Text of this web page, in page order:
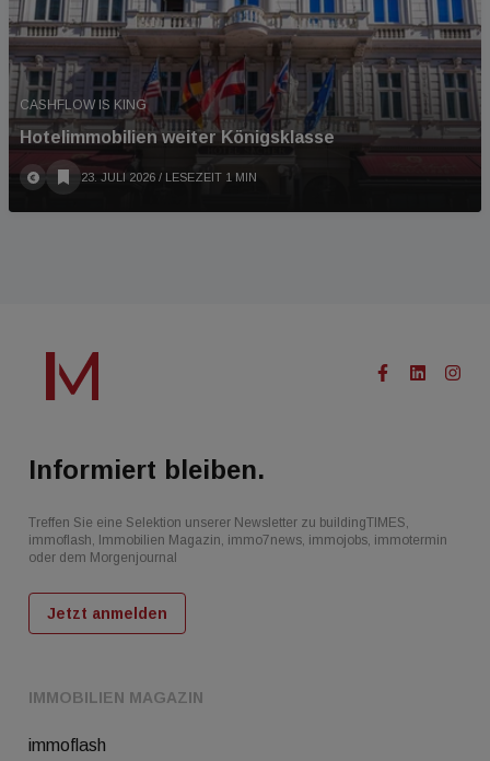
CASHFLOW IS KING
Hotelimmobilien weiter Königsklasse
23. JULI 2026 / LESEZEIT 1 MIN
IMMOBILIEN MAGAZIN
immoflash
Informiert bleiben.
Treffen Sie eine Selektion unserer Newsletter zu buildingTIMES,
immoflash, Immobilien Magazin, immo7news, immojobs, immotermin
oder dem Morgenjournal
Jetzt anmelden